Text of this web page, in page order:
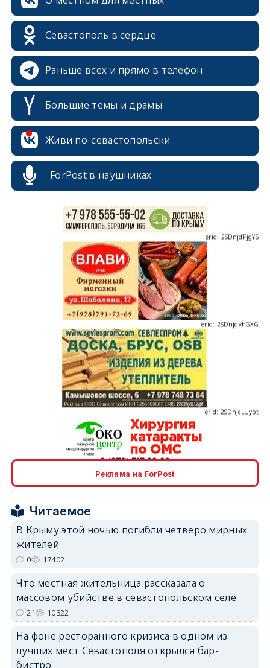
Севастополь в сердце
Раньше всех и прямо в телефон
Большие темы и драмы
Живи по-севастопольски
ForPost в наушниках
erid: 2SDnjcrDNw6
erid: 2SDnjdvhGXG
erid: 2SDnjdvhGXG
Реклама на ForPost
Читаемое
В Крыму этой ночью погибли четверо мирных
жителей
0 17402
Что местная жительница рассказала о
массовом убийстве в севастопольском селе
21 10322
На фоне ресторанного кризиса в одном из
лучших мест Севастополя открылся бар-
бистро